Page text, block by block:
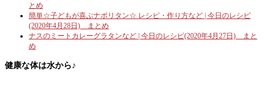
とめ
簡単☆子どもが喜ぶナポリタン☆ レシピ・作り方など | 今日のレシピ
(2020年4月28日) まとめ
ナスのミートカレーグラタンなど | 今日のレシピ(2020年4月27日) まと
め
健康な体は水から♪